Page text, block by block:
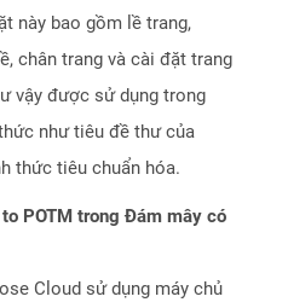
này bao gồm lề trang,
chân trang và cài đặt trang
vậy được sử dụng trong
như tiêu đề thư của
thức tiêu chuẩn hóa.
POTM trong Đám mây có
Cloud sử dụng máy chủ